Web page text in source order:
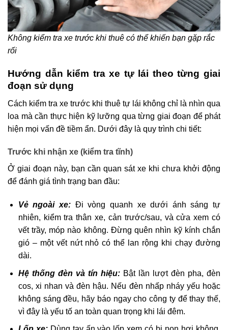
Không kiểm tra xe trước khi thuê có thể khiến bạn gặp rắc
rối
Hướng dẫn kiểm tra xe tự lái theo từng giai
đoạn sử dụng
Cách kiểm tra xe trước khi thuê tự lái không chỉ là nhìn qua
loa mà cần thực hiện kỹ lưỡng qua từng giai đoạn để phát
hiện mọi vấn đề tiềm ẩn. Dưới đây là quy trình chi tiết:
Trước khi nhận xe (kiểm tra tĩnh)
Ở giai đoạn này, bạn cần quan sát xe khi chưa khởi động
để đánh giá tình trạng ban đầu:
Vẻ ngoài xe: Đi vòng quanh xe dưới ánh sáng tự
nhiên, kiểm tra thân xe, cản trước/sau, và cửa xem có
vết trầy, móp nào không. Đừng quên nhìn kỹ kính chắn
gió – một vết nứt nhỏ có thể lan rộng khi chạy đường
dài.
Hệ thống đèn và tín hiệu: Bật lần lượt đèn pha, đèn
cos, xi nhan và đèn hậu. Nếu đèn nhấp nháy yếu hoặc
không sáng đều, hãy báo ngay cho công ty để thay thế,
vì đây là yếu tố an toàn quan trọng khi lái đêm.